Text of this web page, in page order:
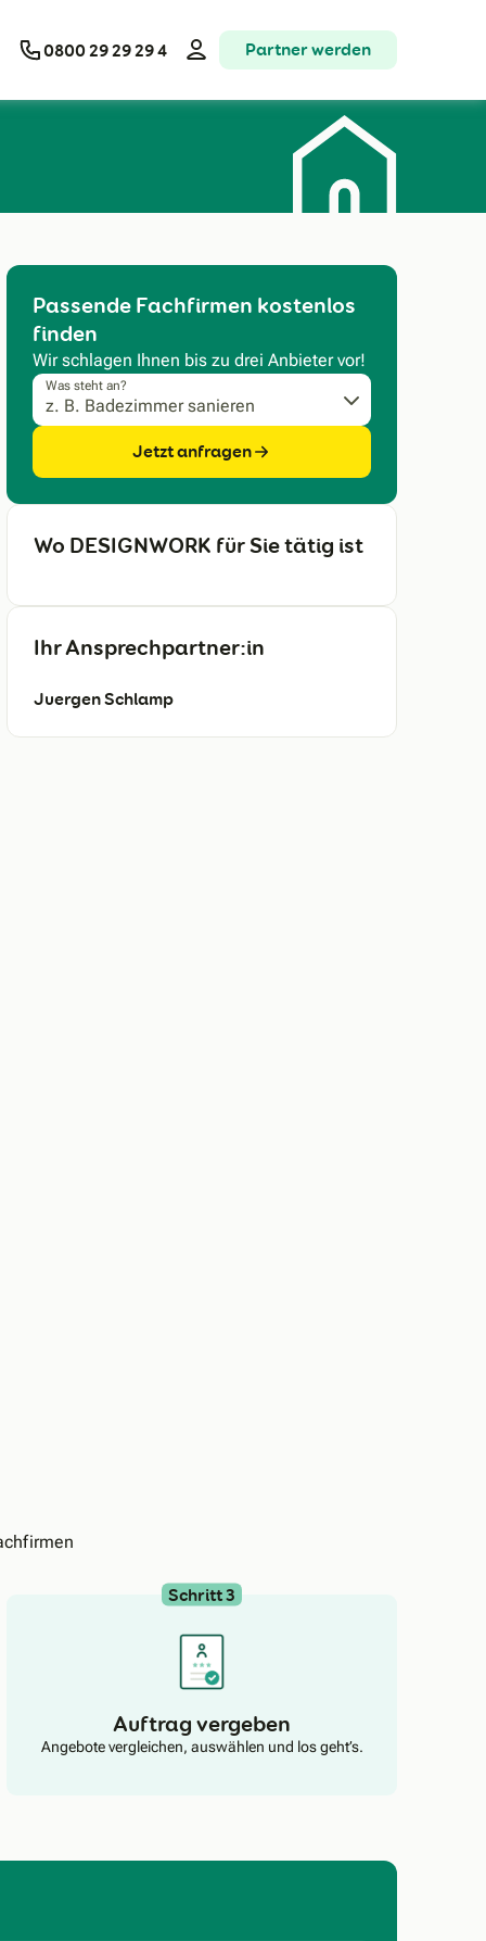
0800 29 29 29 4 Partner werden
Passende Fachfirmen kostenlos
finden
Wir schlagen Ihnen bis zu drei Anbieter vor!
Was steht an?
Jetzt anfragen
Wo DESIGNWORK für Sie tätig ist
Ihr Ansprechpartner:in
Juergen Schlamp
Schritt 3
Auftrag vergeben
Angebote vergleichen, auswählen und los geht’s.